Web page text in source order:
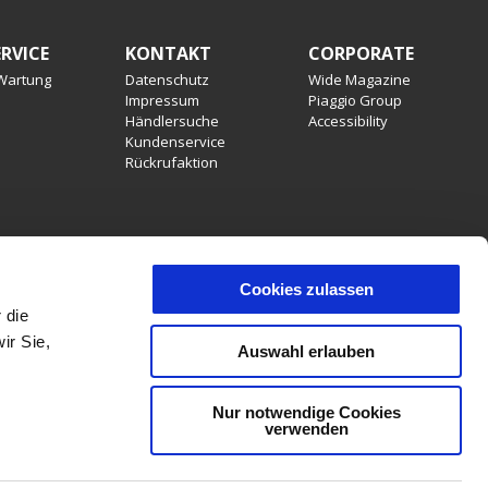
die
Sie,
Cookies zulassen
Auswahl erlauben
Nur notwendige Cookies
verwenden
KONTAKT
Datenschutz
Impressum
Händlersuche
Kundenservice
Rückrufaktion
CORPORATE
Wide Magazine
Piaggio Group
Accessibility
Produktmerkmalen, Dekore oder Sitzbankfarben
Änderungen und Auslaufartikel vorbehalten. PIAGGIO &
Ländern sind aufgrund gesetzlicher Bestimmungen
LAND ODER REGION AUSWÄHLEN DE